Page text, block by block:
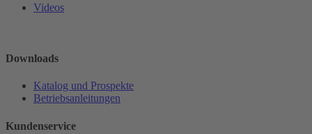
Videos
Downloads
Katalog und Prospekte
Betriebsanleitungen
Kundenservice